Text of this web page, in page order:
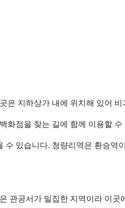
은 지하상가 내에 위치해 있어
화점을 찾는 길에 함께 이용할 수
있습니다. 청량리역은 환승역
관공서가 밀집한 지역이라 이곳